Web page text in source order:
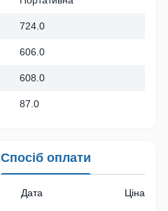
724.0
606.0
608.0
87.0
Спосіб оплати
Дата Ціна